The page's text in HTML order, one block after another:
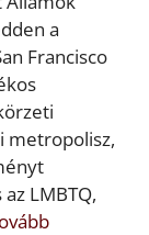
a
Francisco
metropolisz,
LMBTQ,